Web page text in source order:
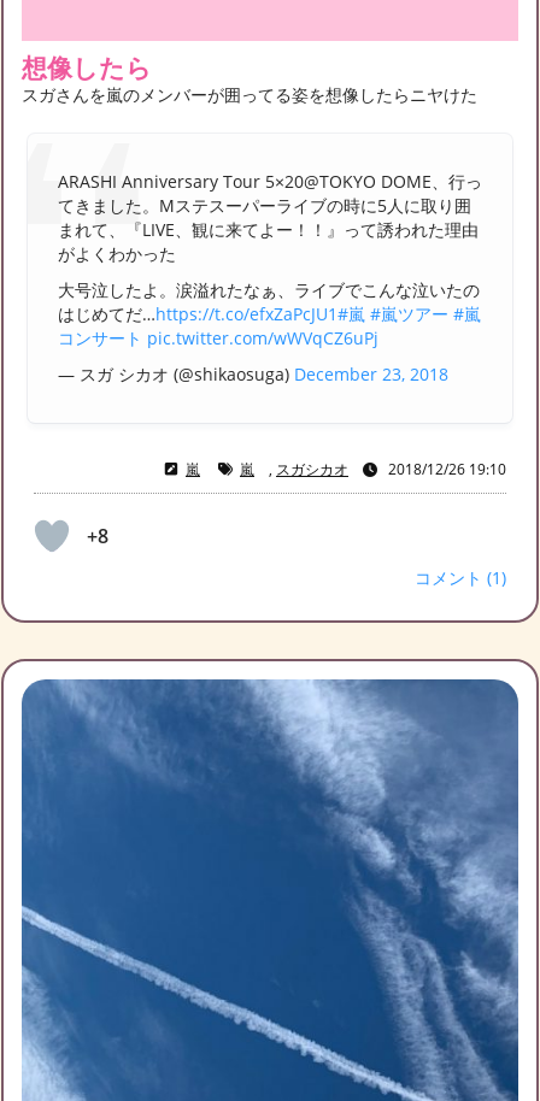
想像したら
スガさんを嵐のメンバーが囲ってる姿を想像したらニヤけた
ARASHI Anniversary Tour 5×20@TOKYO DOME、行っ
てきました。Mステスーパーライブの時に5人に取り囲
まれて、『LIVE、観に来てよー！！』って誘われた理由
がよくわかった
大号泣したよ。涙溢れたなぁ、ライブでこんな泣いたの
はじめてだ…https://t.co/efxZaPcJU1#嵐 #嵐ツアー #嵐
コンサート pic.twitter.com/wWVqCZ6uPj
— スガ シカオ (@shikaosuga) December 23, 2018
嵐 嵐 , スガシカオ 2018/12/26 19:10
+8
コメント (1)